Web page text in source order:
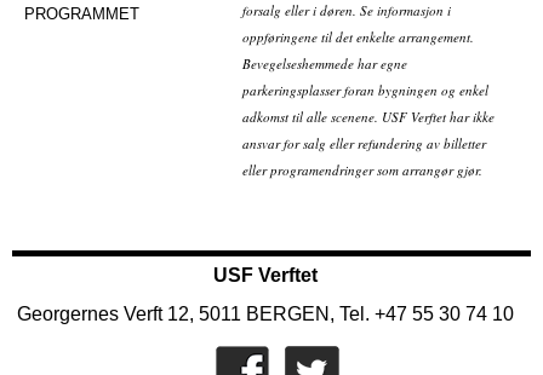
PROGRAMMET
forsalg eller i døren. Se informasjon i
oppføringene til det enkelte arrangement.
Bevegelseshemmede har egne
parkeringsplasser foran bygningen og enkel
adkomst til alle scenene. USF Verftet har ikke
ansvar for salg eller refundering av billetter
eller programendringer som arrangør gjør.
USF Verftet
Georgernes Verft 12, 5011 BERGEN, Tel. +47 55 30 74 10